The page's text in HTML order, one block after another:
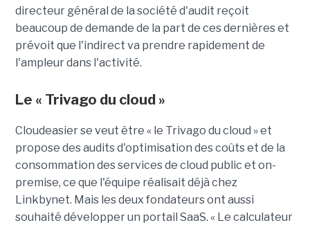
directeur général de la société d'audit reçoit
beaucoup de demande de la part de ces dernières et
prévoit que l'indirect va prendre rapidement de
l'ampleur dans l'activité.
Le « Trivago du cloud »
Cloudeasier se veut être « le Trivago du cloud » et
propose des audits d'optimisation des coûts et de la
consommation des services de cloud public et on-
premise, ce que l'équipe réalisait déjà chez
Linkbynet. Mais les deux fondateurs ont aussi
souhaité développer un portail SaaS. « Le calculateur